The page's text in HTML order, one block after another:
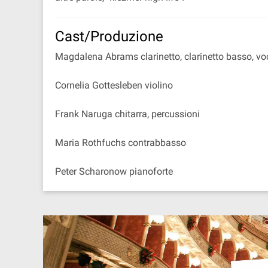
Cast/Produzione
Magdalena Abrams clarinetto, clarinetto basso,
Cornelia Gottesleben violino
Frank Naruga chitarra, percussioni
Maria Rothfuchs contrabbasso
Peter Scharonow pianoforte